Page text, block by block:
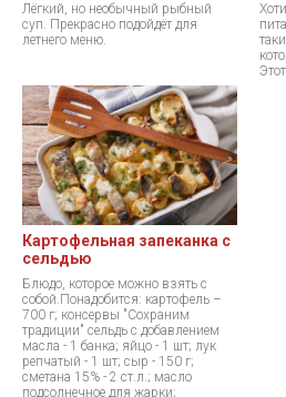
Лёгкий, но необычный рыбный
суп. Прекрасно подойдёт для
летнего меню.
Картофельная запеканка с
сельдью
Блюдо, которое можно взять с
собой.Понадобится: картофель –
700 г; консервы "Сохраним
традиции" сельдь с добавлением
масла - 1 банка; яйцо - 1 шт; лук
репчатый - 1 шт; сыр - 150 г;
сметана 15% - 2 ст.л.; масло
подсолнечное для жарки;